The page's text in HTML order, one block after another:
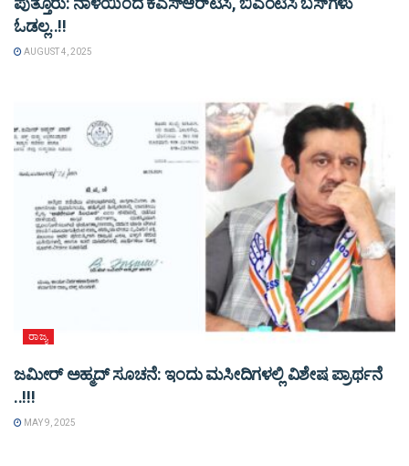
ಓಡಲ್ಲ..!!
AUGUST 4, 2025
ರಾಜ್ಯ
ಜಮೀರ್ ಅಹ್ಮದ್ ಸೂಚನೆ: ಇಂದು ಮಸೀದಿಗಳಲ್ಲಿ ವಿಶೇಷ ಪ್ರಾರ್ಥನೆ
..!!!
MAY 9, 2025